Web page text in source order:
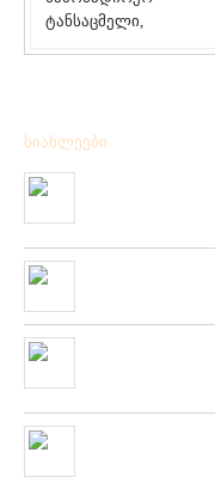
სიახლეები